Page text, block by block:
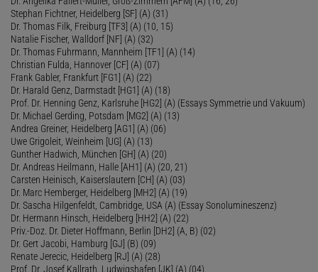
Stephan Fichtner, Heidelberg [SF] (A) (31)
Dr. Thomas Filk, Freiburg [TF3] (A) (10, 15)
Natalie Fischer, Walldorf [NF] (A) (32)
Dr. Thomas Fuhrmann, Mannheim [TF1] (A) (14)
Christian Fulda, Hannover [CF] (A) (07)
Frank Gabler, Frankfurt [FG1] (A) (22)
Dr. Harald Genz, Darmstadt [HG1] (A) (18)
Prof. Dr. Henning Genz, Karlsruhe [HG2] (A) (Essays Symmetrie und Vakuum)
Dr. Michael Gerding, Potsdam [MG2] (A) (13)
Andrea Greiner, Heidelberg [AG1] (A) (06)
Uwe Grigoleit, Weinheim [UG] (A) (13)
Gunther Hadwich, München [GH] (A) (20)
Dr. Andreas Heilmann, Halle [AH1] (A) (20, 21)
Carsten Heinisch, Kaiserslautern [CH] (A) (03)
Dr. Marc Hemberger, Heidelberg [MH2] (A) (19)
Dr. Sascha Hilgenfeldt, Cambridge, USA (A) (Essay Sonolumineszenz)
Dr. Hermann Hinsch, Heidelberg [HH2] (A) (22)
Priv.-Doz. Dr. Dieter Hoffmann, Berlin [DH2] (A, B) (02)
Dr. Gert Jacobi, Hamburg [GJ] (B) (09)
Renate Jerecic, Heidelberg [RJ] (A) (28)
Prof. Dr. Josef Kallrath, Ludwigshafen [JK] (A) (04)